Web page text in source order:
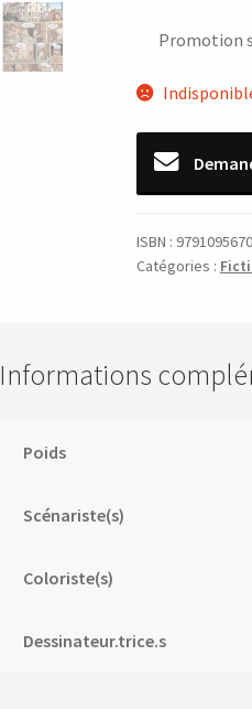
Promotion
ISBN :
Catégories :
Informations
Poids
Scénariste(s)
Coloriste(s)
Dessinateur.trice.s